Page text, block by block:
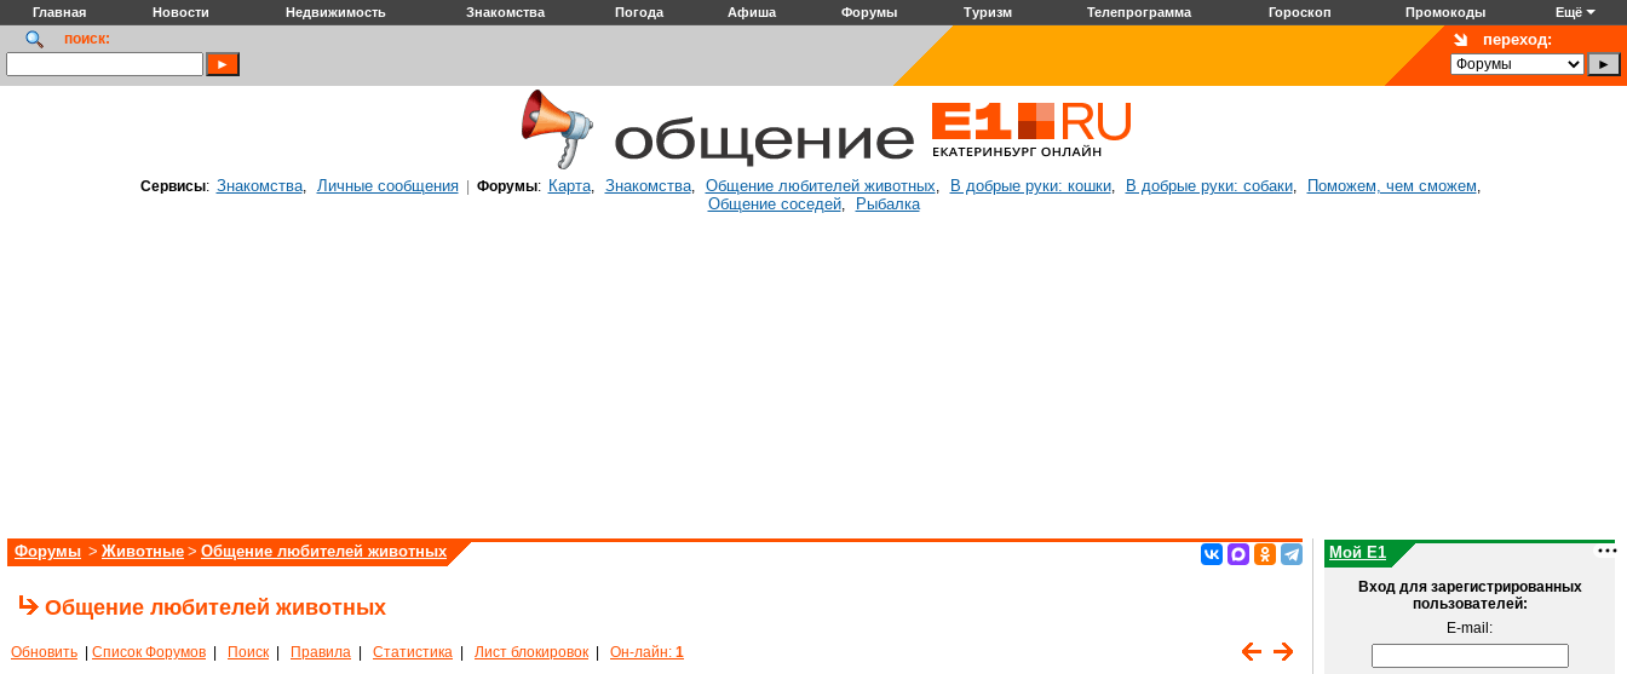
Главная Новости Недвижимость Знакомства Погода Афиша Форумы Туризм Телепрограмма Гороскоп Промокоды Ещё
поиск: переход:
Сервисы: Знакомства, Личные сообщения| Форумы: Карта, Знакомства, Общение любителей животных, В добрые руки: кошки, В добрые руки: собаки, Поможем, чем сможем,
Общение соседей, Рыбалка
Форумы > Животные > Общение любителей животных
Общение любителей животных
Обновить Список Форумов Поиск Правила Статистика Лист блокировок Он-лайн: 1
Мой E1
Вход для зарегистрированных
пользователей:
E-mail: